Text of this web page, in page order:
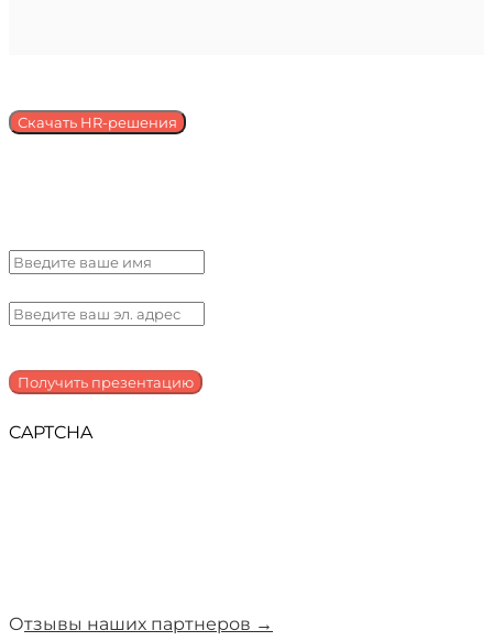
Скачать HR-решения
Получить презентацию
CAPTCHA
Отзывы наших партнеров →